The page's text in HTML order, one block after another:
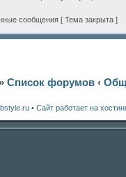
сообщения [ Тема закрыта ]
»Список форумов ‹
• Сайт работает на